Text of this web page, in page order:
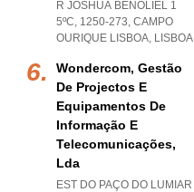
R JOSHUA BENOLIEL 1
5ºC, 1250-273, CAMPO
OURIQUE LISBOA, LISBOA
Wondercom, Gestão
De Projectos E
Equipamentos De
Informação E
Telecomunicações,
Lda
EST DO PAÇO DO LUMIAR